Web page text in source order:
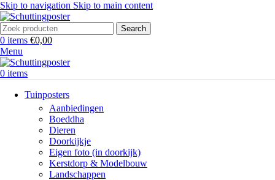
Skip to navigation Skip to main content
Search
0 items €0,00
Menu
0 items
Tuinposters
Aanbiedingen
Boeddha
Dieren
Doorkijkje
Eigen foto (in doorkijk)
Kerstdorp & Modelbouw
Landschappen